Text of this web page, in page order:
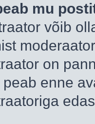
mu
võib
on
peab enne